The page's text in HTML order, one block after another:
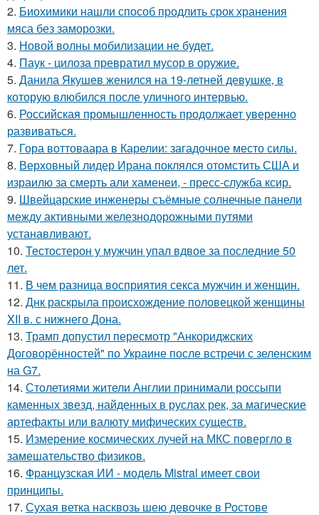
2. Биохимики нашли способ продлить срок хранения
мяса без заморозки.
3. Новой волны мобилизации не будет.
4. Паук - цилоза превратил мусор в оружие.
5. Данила Якушев женился на 19-летней девушке, в
которую влюбился после уличного интервью.
6. Российская промышленность продолжает уверенно
развиваться.
7. Гора воттоваара в Карелии: загадочное место силы.
8. Верховный лидер Ирана поклялся отомстить США и
израилю за смерть али хаменеи, - пресс-служба ксир.
9. Швейцарские инженеры съёмные солнечные панели
между активными железнодорожными путями
устанавливают.
10. Тестостерон у мужчин упал вдвое за последние 50
лет.
11. В чем разница восприятия секса мужчин и женщин.
12. Днк раскрыла происхождение половецкой женщины
XII в. с нижнего Дона.
13. Трамп допустил пересмотр "Анкориджских
Договорённостей" по Украине после встречи с зеленским
на G7.
14. Столетиями жители Англии принимали россыпи
каменных звезд, найденных в руслах рек, за магические
артефакты или валюту мифических существ.
15. Измерение космических лучей на МКС повергло в
замешательство физиков.
16. Французская ИИ - модель Mistral имеет свои
принципы.
17. Сухая ветка насквозь шею девочке в Ростове